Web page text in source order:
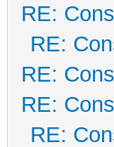
RE:
RE:
RE:
RE:
RE: